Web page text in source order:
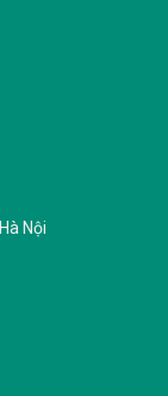
Nội